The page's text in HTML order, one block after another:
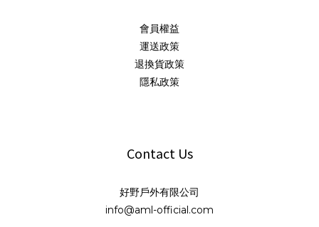
會員權益
運送政策
退換貨政策
隱私政策
Contact Us
好野戶外有限公司
info@aml-official.com